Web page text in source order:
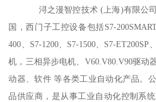
浔之漫智控技术 (上海)有限公司
国，西门子工控设备包括S7-
400、S7-1200、S7-1500、S7-
机，三相异步电机、V60.V80.V90驱动
动器、软件 等各类工业自动化产品。
品供应商，是从事工业自动化控制系